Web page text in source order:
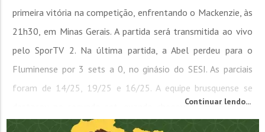
primeira vitória na competição, enfrentando o Mackenzie, às
21h30, em Minas Gerais. A partida será transmitida ao vivo
pelo SporTV 2. Na última partida, a Abel perdeu para o
Fluminense por 3 sets a 0, no ginásio do SESI. As parciais
foram de 14/25, 19/25 e 16/25. A equipe brusquense se
destacou no segundo set, quando chegou a abrir 5 a 0 e
esteve à frente no placar em diversos...
Continuar lendo...